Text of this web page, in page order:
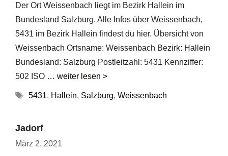
Der Ort Weissenbach liegt im Bezirk Hallein im
Bundesland Salzburg. Alle Infos über Weissenbach,
5431 im Bezirk Hallein findest du hier. Übersicht von
Weissenbach Ortsname: Weissenbach Bezirk: Hallein
Bundesland: Salzburg Postleitzahl: 5431 Kennziffer:
502 ISO … weiter lesen >
Schlagwörter
5431, Hallein, Salzburg, Weissenbach
Jadorf
März 2, 2021